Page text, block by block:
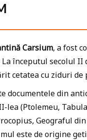
Carsium, a fost
începutul secolul
cetatea cu ziduri de
documentele din
lea (Ptolemeu,
Geograful din
este de origine